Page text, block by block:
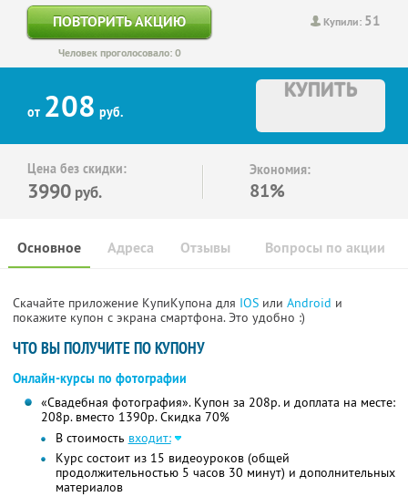
Купили: 51
ПОВТОРИТЬ АКЦИЮ
Человек проголосовало: 0
от 208 руб.
КУПИТЬ
Цена без скидки:
3990 руб.
Экономия:
81%
Основное Отзывы Вопросы по акции
Адреса
Скачайте приложение КупиКупона для IOS или Android и
покажите купон с экрана смартфона. Это удобно :)
ЧТО ВЫ ПОЛУЧИТЕ ПО КУПОНУ
Онлайн-курсы по фотографии
«Свадебная фотография». Купон за 208р. и доплата на месте:
208р. вместо 1390р. Скидка 70%
В стоимость входит:
Курс состоит из 15 видеоуроков (общей
продолжительностью 5 часов 30 минут) и дополнительных
материалов